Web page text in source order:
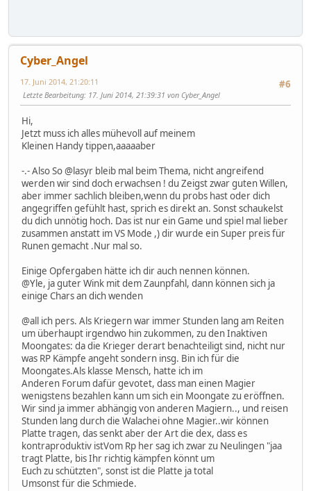
Cyber_Angel
#6
17. Juni 2014, 21:20:11
Letzte Bearbeitung: 17. Juni 2014, 21:39:31 von Cyber_Angel
Hi,
Jetzt muss ich alles mühevoll auf meinem
Kleinen Handy tippen,aaaaaber
-.- Also So @lasyr bleib mal beim Thema, nicht angreifend
werden wir sind doch erwachsen ! du Zeigst zwar guten Willen,
aber immer sachlich bleiben,wenn du probs hast oder dich
angegriffen gefühlt hast, sprich es direkt an. Sonst schaukelst
du dich unnötig hoch. Das ist nur ein Game und spiel mal lieber
zusammen anstatt im VS Mode ,) dir wurde ein Super preis für
Runen gemacht .Nur mal so.
Einige Opfergaben hätte ich dir auch nennen können.
@Yle, ja guter Wink mit dem Zaunpfahl, dann können sich ja
einige Chars an dich wenden
@all ich pers. Als Kriegern war immer Stunden lang am Reiten
um überhaupt irgendwo hin zukommen, zu den Inaktiven
Moongates: da die Krieger derart benachteiligt sind, nicht nur
was RP Kämpfe angeht sondern insg. Bin ich für die
Moongates.Als klasse Mensch, hatte ich im
Anderen Forum dafür gevotet, dass man einen Magier
wenigstens bezahlen kann um sich ein Moongate zu eröffnen.
Wir sind ja immer abhängig von anderen Magiern.., und reisen
Stunden lang durch die Walachei ohne Magier..wir können
Platte tragen, das senkt aber der Art die dex, dass es
kontraproduktiv istVom Rp her sag ich zwar zu Neulingen "jaa
tragt Platte, bis Ihr richtig kämpfen könnt um
Euch zu schützten", sonst ist die Platte ja total
Umsonst für die Schmiede.